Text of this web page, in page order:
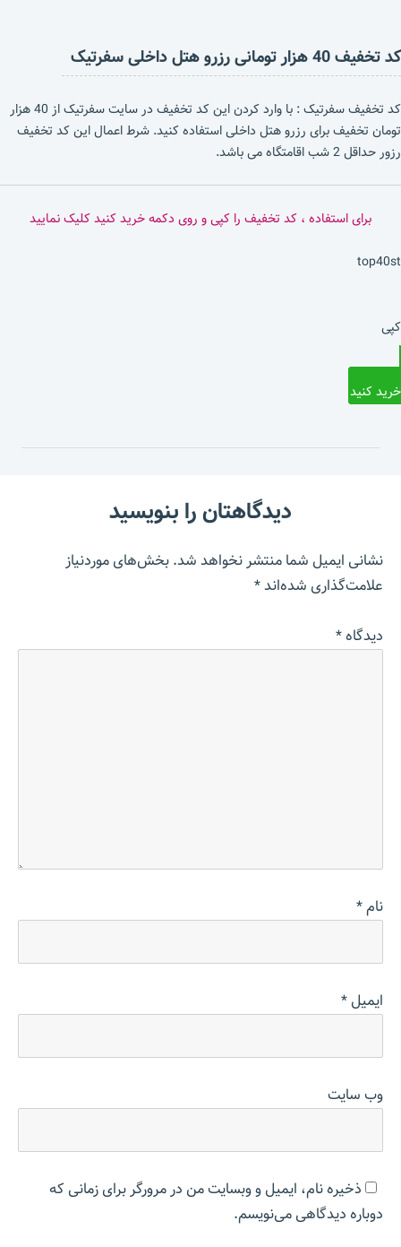
کد تخفیف 40 هزار تومانی رزرو هتل داخلی سفرتیک
کد تخفیف سفرتیک : با وارد کردن این کد تخفیف در سایت سفرتیک از 40 هزار
تومان تخفیف برای رزرو هتل داخلی استفاده کنید. شرط اعمال این کد تخفیف
رزور حداقل 2 شب اقامتگاه می باشد.
برای استفاده ، کد تخفیف را کپی و روی دکمه خرید کنید کلیک نمایید
top40st
کپی
خرید کنید
دیدگاهتان را بنویسید
نشانی ایمیل شما منتشر نخواهد شد.بخش‌های موردنیاز
علامت‌گذاری شده‌اند*
دیدگاه*
نام*
ایمیل*
وب‌ سایت
ذخیره نام، ایمیل و وبسایت من در مرورگر برای زمانی که
دوباره دیدگاهی می‌نویسم.